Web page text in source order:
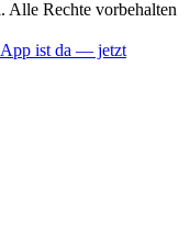
Rechte vorbehalten
App ist da — jetzt